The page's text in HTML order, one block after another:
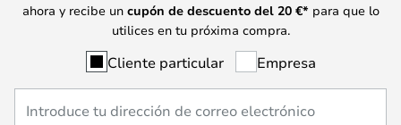
ahora y recibe un cupón de descuento del 20 €* para que lo
utilices en tu próxima compra.
Cliente particular Empresa